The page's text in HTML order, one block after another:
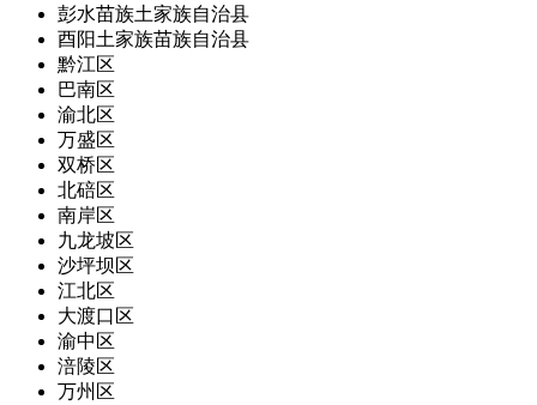
彭水苗族土家族自治县
酉阳土家族苗族自治县
黔江区
巴南区
渝北区
万盛区
双桥区
北碚区
南岸区
九龙坡区
沙坪坝区
江北区
大渡口区
渝中区
涪陵区
万州区